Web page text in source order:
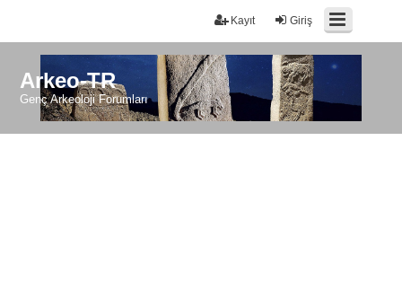
Giriş
Kayıt
Arkeo-TR
Genç Arkeoloji Forumları